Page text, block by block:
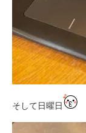
そして日曜日